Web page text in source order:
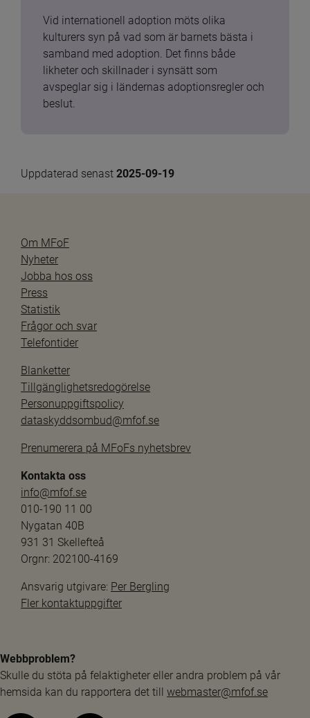
Vid internationell adoption möts olika
kulturers syn på vad som är barnets bästa i
samband med adoption. Det finns både
likheter och skillnader i synsätt som
avspeglar sig i ländernas adoptionsregler och
beslut.
Uppdaterad senast 2025-09-19
Om MFoF
Nyheter
Jobba hos oss
Press
Statistik
Frågor och svar
Telefontider
Blanketter
Tillgänglighetsredogörelse
Personuppgiftspolicy
dataskyddsombud@mfof.se
Prenumerera på MFoFs nyhetsbrev
Kontakta oss
info@mfof.se
010-190 11 00
Nygatan 40B
931 31 Skellefteå
Orgnr: 202100-4169
Ansvarig utgivare: Per Bergling
Fler kontaktuppgifter
Webbproblem?
Skulle du stöta på felaktigheter eller andra problem på vår
hemsida kan du rapportera det till webmaster@mfof.se